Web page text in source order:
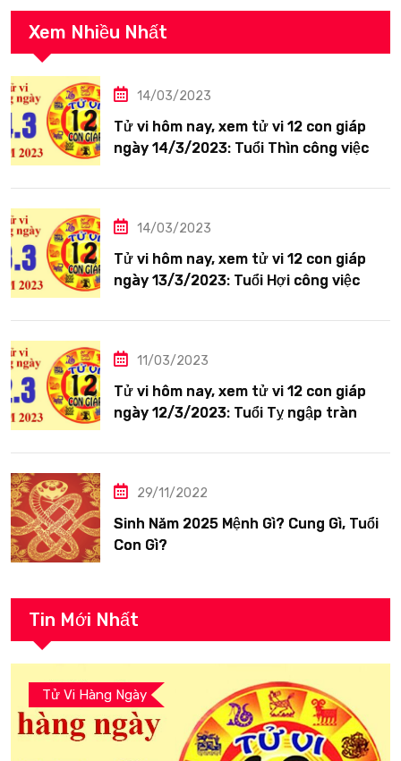
Xem Nhiều Nhất
14/03/2023
Tử vi hôm nay, xem tử vi 12 con giáp
ngày 14/3/2023: Tuổi Thìn công việc
14/03/2023
Tử vi hôm nay, xem tử vi 12 con giáp
ngày 13/3/2023: Tuổi Hợi công việc
11/03/2023
Tử vi hôm nay, xem tử vi 12 con giáp
ngày 12/3/2023: Tuổi Tỵ ngập tràn
29/11/2022
Sinh Năm 2025 Mệnh Gì? Cung Gì, Tuổi
Con Gì?
Tin Mới Nhất
Tử Vi Hàng Ngày